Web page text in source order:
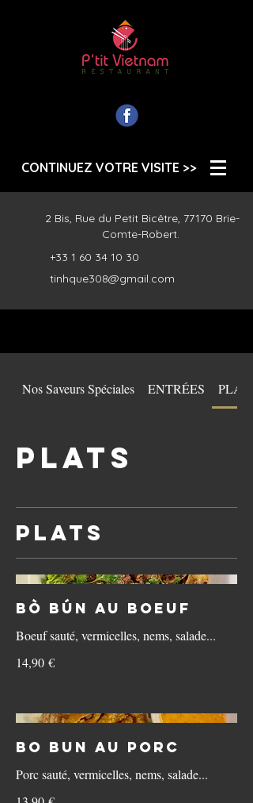
2 Bis, Rue du Petit Bicêtre, 77170 Brie-
Comte-Robert.
+33 1 60 34 10 30
tinhque308@gmail.com
CONTINUEZ VOTRE VISITE >>
Nos Saveurs Spéciales ENTRÉES PLATS
PLATS
Plats
Bò bún au boeuf
Boeuf sauté, vermicelles, nems, salade...
14,90 €
Bo bun au porc
Porc sauté, vermicelles, nems, salade...